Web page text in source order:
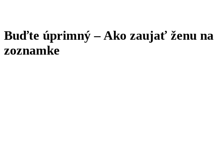
Buďte úprimný – Ako zaujať ženu na
zoznamke